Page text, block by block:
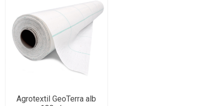
Agrotextil GeoTerra alb